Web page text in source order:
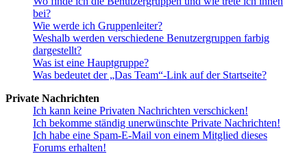
bei?
Wie werde ich Gruppenleiter?
Weshalb werden verschiedene Benutzergruppen farbig
dargestellt?
Was ist eine Hauptgruppe?
Was bedeutet der „Das Team“-Link auf der Startseite?
Private Nachrichten
Ich kann keine Privaten Nachrichten verschicken!
Ich bekomme ständig unerwünschte Private Nachrichten!
Ich habe eine Spam-E-Mail von einem Mitglied dieses
Forums erhalten!